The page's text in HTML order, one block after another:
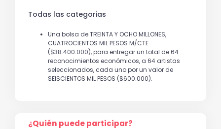
Todas las categorias
Una bolsa de TREINTA Y OCHO MILLONES,
CUATROCIENTOS MIL PESOS M/CTE
($38.400.000), para entregar un total de 64
reconocimientos económicos, a 64 artistas
seleccionados, cada uno por un valor de
SEISCIENTOS MIL PESOS ($600.000).
¿Quién puede participar?